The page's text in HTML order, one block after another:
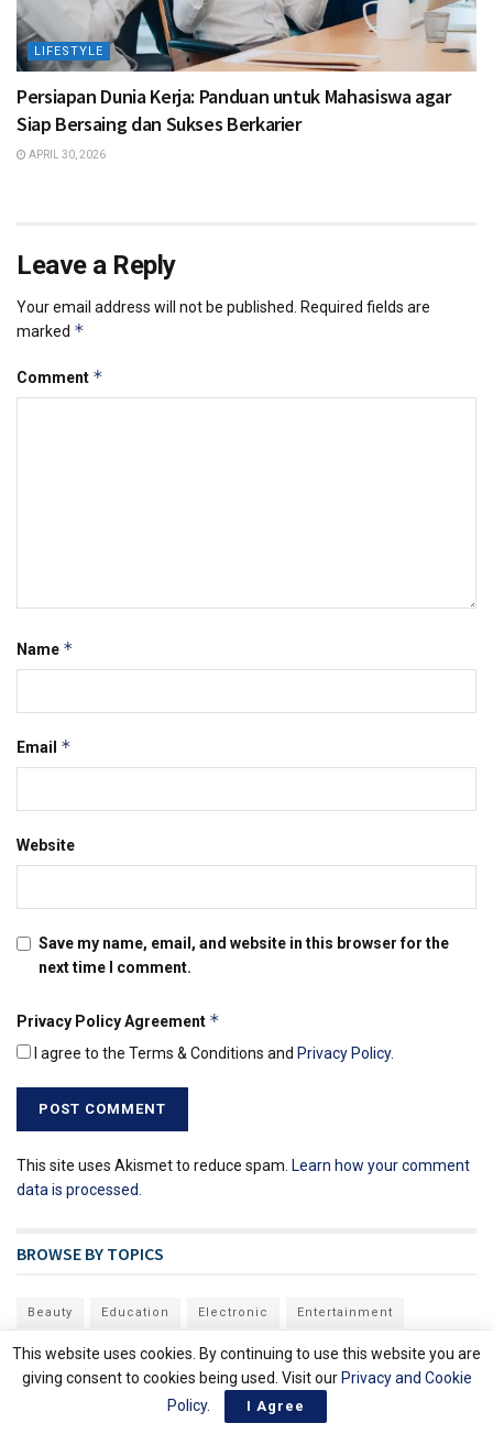
LIFESTYLE
Persiapan Dunia Kerja: Panduan untuk Mahasiswa agar
Siap Bersaing dan Sukses Berkarier
APRIL 30, 2026
Leave a Reply
Your email address will not be published.
Required fields are
marked *
Comment *
Name *
Email *
Website
Save my name, email, and website in this browser for the
next time I comment.
Privacy Policy Agreement *
I agree to the Terms & Conditions and Privacy Policy.
This site uses Akismet to reduce spam. Learn how your comment
data is processed.
BROWSE BY TOPICS
Beauty Education Electronic Entertainment
Finance Food Game Interior Internet Lifestyle
Movie News Otomotif Sport Top 10 Brand
This website uses cookies. By continuing to use this website you are
giving consent to cookies being used. Visit our Privacy and Cookie
Policy. I Agree